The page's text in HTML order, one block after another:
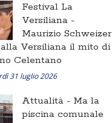
Festival La
Versiliana -
Maurizio Schweizer
Versiliana il mito di
Celentano
31 luglio 2026
Attualità - Ma la
piscina comunale